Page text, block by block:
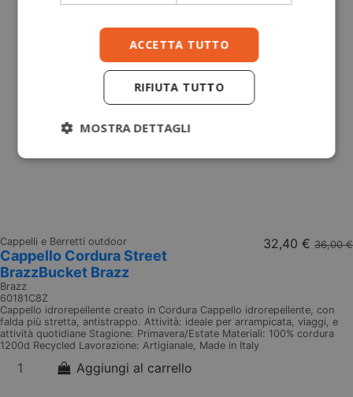
Cappelli e Berretti outdoor
Cappello Cordura Street
BrazzBucket Brazz
Brazz
60181C8Z
32,40 € 36,00 €
Cappello idrorepellente creato in Cordura Cappello idrorepellente, con
falda più stretta, antistrappo. Attività: ideale per arrampicata, viaggi, e
attività quotidiane Stagione: Primavera/Estate Materiali: 100% cordura
1200d Recycled Lavorazione: Artigianale, Made in Italy
Aggiungi al carrello
ACCETTA TUTTO
RIFIUTA TUTTO
MOSTRA DETTAGLI